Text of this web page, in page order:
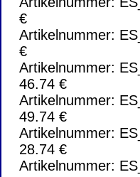
€
Artikelnummer:
€
Artikelnummer:
46.74 €
Artikelnummer:
49.74 €
Artikelnummer:
28.74 €
Artikelnummer: